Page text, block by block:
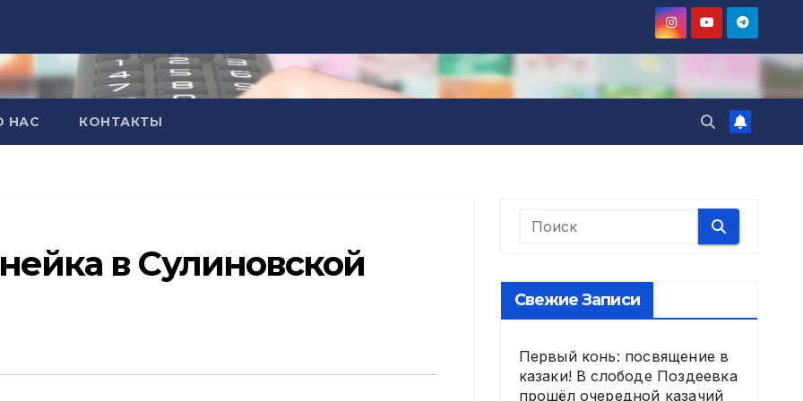
НАС КОНТАКТЫ
в Сулиновской
Свежие Записи
Первый конь: посвящение в
казаки! В слободе Поздеевка
прошёл очередной казачий